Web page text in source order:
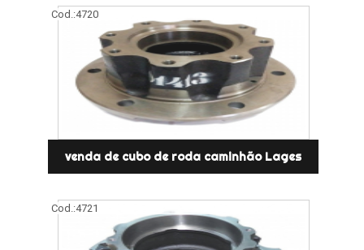
Cod.:4720
venda de cubo de roda caminhão Lages
Cod.:4721